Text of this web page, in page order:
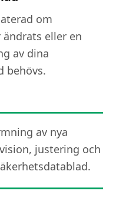
om
eller en
av dina
behövs.
av nya
justering och